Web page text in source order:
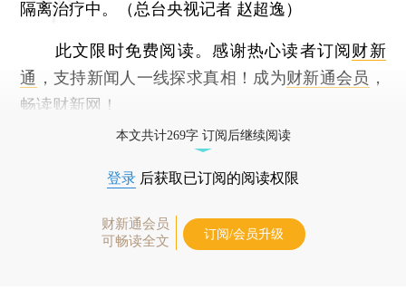
隔离治疗中。（总台央视记者 赵超逸）
此文限时免费阅读。感谢热心读者订阅财新
通 ，支持新闻人一线探求真相！成为财新通会员 ，
畅读财新网 ！
本文共计269字 订阅后继续阅读
登录 后获取已订阅的阅读权限
财新通会员
可畅读全文
订阅/会员升级